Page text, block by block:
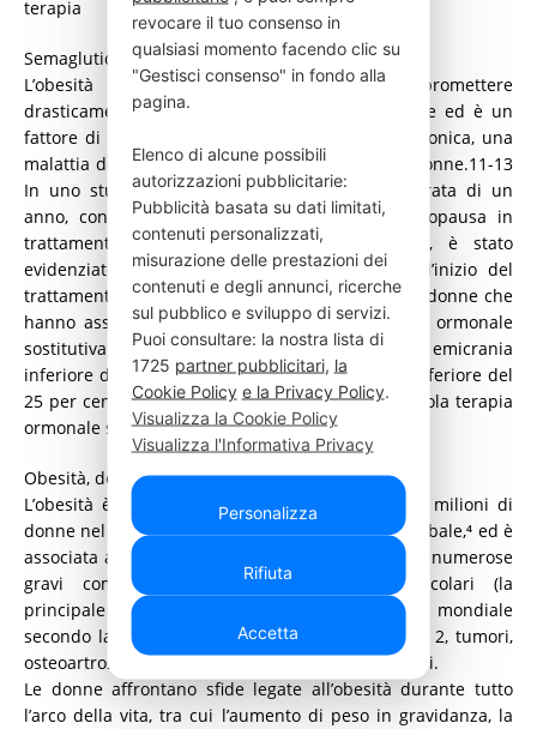
terapia
Semaglutide e emicrania
L’obesità è una malattia che può compromettere
drasticamente la qualità della vita delle persone ed è un
fattore di rischio per lo sviluppo di emicrania cronica, una
malattia debilitante che colpisce soprattutto le donne.11-13
In uno studio statunitense real-world della durata di un
anno, condotto su oltre 34.000 donne in menopausa in
trattamento con terapia ormonale sostitutiva, è stato
evidenziato che, a partire da sei mesi dopo l’inizio del
trattamento e per tutta la durata dello studio, le donne che
hanno assunto semaglutide insieme alla terapia ormonale
sostitutiva avevano un rischio di sviluppare emicrania
inferiore del 42–45 per cento e di depressione inferiore del
25 per cento rispetto alle donne trattate con la sola terapia
ormonale sostitutiva.
Obesità, donne e menopausa
L’obesità è una malattia che riguarda circa 504 milioni di
donne nel mondo, quasi 1 donna su 5 a livello globale,⁴ ed è
associata a un aumento del rischio di sviluppare numerose
gravi complicanze, come malattie cardiovascolari (la
principale causa di morte nelle donne a livello mondiale
secondo la World Heart Federation), diabete tipo 2, tumori,
osteoartrosi, apnea del sonno e disturbi psicologici.
Le donne affrontano sfide legate all’obesità durante tutto
l’arco della vita, tra cui l’aumento di peso in gravidanza, la
revocare il tuo consenso in
qualsiasi momento facendo clic su
"Gestisci consenso" in fondo alla
pagina.
Elenco di alcune possibili
autorizzazioni pubblicitarie:
Pubblicità basata su dati limitati,
contenuti personalizzati,
misurazione delle prestazioni dei
contenuti e degli annunci, ricerche
sul pubblico e sviluppo di servizi.
Puoi consultare: la nostra lista di
1725 partner pubblicitari, la
Cookie Policy e la Privacy Policy.
Visualizza la Cookie Policy
Visualizza l'Informativa Privacy
Personalizza
Rifiuta
Accetta